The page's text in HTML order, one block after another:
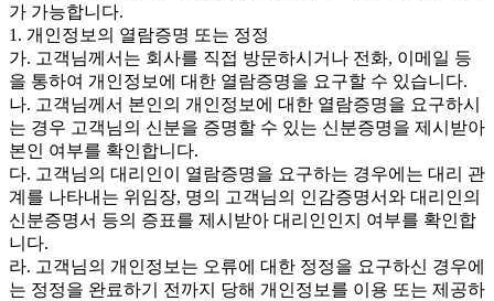
가 가능합니다.
1. 개인정보의 열람증명 또는 정정
가. 고객님께서는 회사를 직접 방문하시거나 전화, 이메일 등
을 통하여 개인정보에 대한 열람증명을 요구할 수 있습니다.
나. 고객님께서 본인의 개인정보에 대한 열람증명을 요구하시
는 경우 고객님의 신분을 증명할 수 있는 신분증명을 제시받아
본인 여부를 확인합니다.
다. 고객님의 대리인이 열람증명을 요구하는 경우에는 대리 관
계를 나타내는 위임장, 명의 고객님의 인감증명서와 대리인의
신분증명서 등의 증표를 제시받아 대리인인지 여부를 확인합
니다.
라. 고객님의 개인정보는 오류에 대한 정정을 요구하신 경우에
는 정정을 완료하기 전까지 당해 개인정보를 이용 또는 제공하